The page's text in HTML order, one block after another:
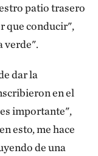
en el nivel
el impacto
lugar, me
la estrategia de
que
TNC no suele
patio trasero
que conducir",
verde".
dar la
en el
importante",
esto, me hace
de una